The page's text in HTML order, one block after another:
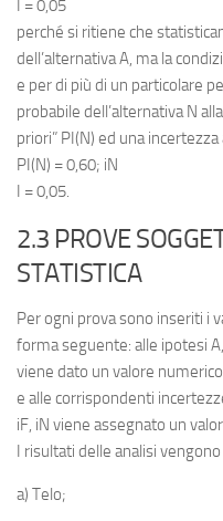
I = 0,05
perché si ritiene che
dell’alternativa A, ma la
e per di più di un particolare
probabile dell’alternativa N
priori” PI(N) ed una incertezza
PI(N) = 0,60; iN
I = 0,05.
2.3 PROVE
STATISTICA
Per ogni prova sono inseriti i
forma seguente: alle ipotesi
viene dato un valore
e alle corrispondenti
iF, iN viene assegnato un
I risultati delle analisi
a) Telo;